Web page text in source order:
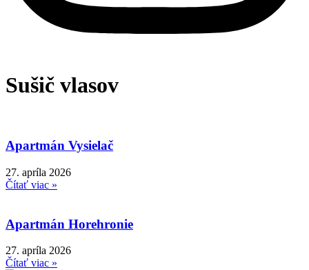
Sušič vlasov
Apartmán Vysielač
27. apríla 2026
Čítať viac »
Apartmán Horehronie
27. apríla 2026
Čítať viac »